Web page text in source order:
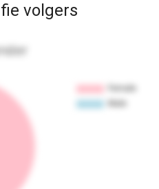
volgers